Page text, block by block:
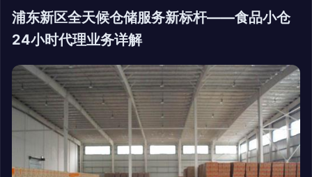
浦东新区全天候仓储服务新标杆——食品小仓
24小时代理业务详解